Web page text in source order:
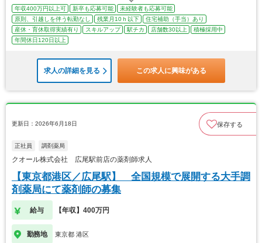
年収400万円以上可 新卒も応募可能
未経験者も応募可能
原則、引越しを伴う転勤なし
残業月10ｈ以下
住宅補助（手当）あり
産休・育休取得実績有り
スキルアップ 駅チカ 店舗数30以上
積極採用中
年間休日120日以上
求人の詳細を見る この求人に興味がある
更新日：2026年6月18日 保存する
正社員 調剤薬局
クオール株式会社 広尾駅前店の薬剤師求人
【東京都港区／広尾駅】 全国規模で展開する大手調
剤薬局にて薬剤師の募集
給与 【年収】400万円
勤務地 東京都 港区